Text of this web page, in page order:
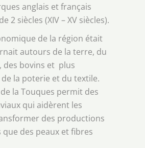
anglais et français
2 siècles (XIV – XV siècles).
de la région était
autours de la terre, du
des bovins et plus
la poterie et du textile.
la Touques permit des
qui aidèrent les
des productions
que des peaux et fibres